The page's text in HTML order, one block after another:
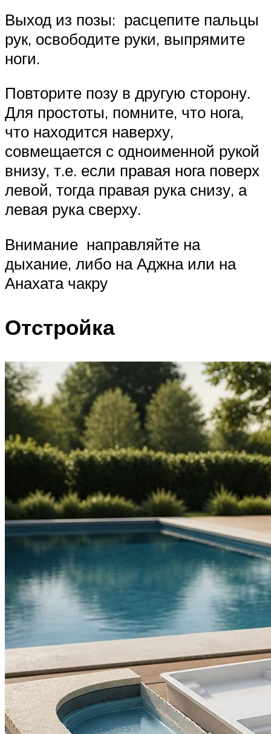
Выход из позы: расцепите пальцы
рук, освободите руки, выпрямите
ноги.
Повторите позу в другую сторону.
Для простоты, помните, что нога,
что находится наверху,
совмещается с одноименной рукой
внизу, т.е. если правая нога поверх
левой, тогда правая рука снизу, а
левая рука сверху.
Внимание направляйте на
дыхание, либо на Аджна или на
Анахата чакру
Отстройка